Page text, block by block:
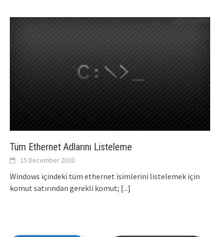
Tüm Ethernet Adlarını Listeleme
15 December 2020
Windows içindeki tüm ethernet isimlerini listelemek için
komut satırından gerekli komut; [...]